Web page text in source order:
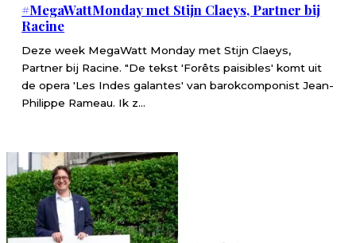
#MegaWattMonday met Stijn Claeys, Partner bij
Racine
Deze week MegaWatt Monday met Stijn Claeys,
Partner bij Racine. "De tekst 'Forêts paisibles' komt uit
de opera 'Les Indes galantes' van barokcomponist Jean-
Philippe Rameau. Ik z...